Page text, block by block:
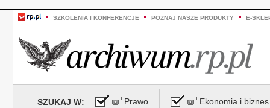
SZKOLENIA I KONFERENCJE POZNAJ NASZE PRODUKTY E-
SZUKAJ W: Prawo Ekonomia i biznes